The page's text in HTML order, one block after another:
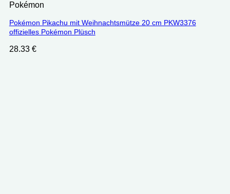
Pokémon
Pokémon Pikachu mit Weihnachtsmütze 20 cm PKW3376
offizielles Pokémon Plüsch
28.33 €